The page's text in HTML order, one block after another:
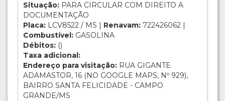
Situação: PARA CIRCULAR COM DIREITO A
DOCUMENTAÇÃO
Placa: LCV8522 / MS | Renavam: 722426062 |
Combustível: GASOLINA
Débitos: ()
Taxa adicional:
Endereço para visitação: RUA GIGANTE
ADAMASTOR, 16 (NO GOOGLE MAPS, Nº 929),
BAIRRO SANTA FELICIDADE - CAMPO
GRANDE/MS